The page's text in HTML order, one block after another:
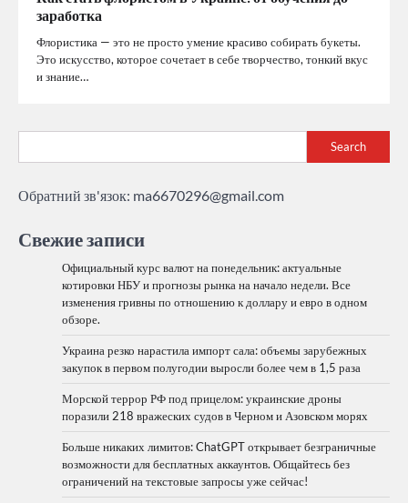
заработка
Флористика — это не просто умение красиво собирать букеты.
Это искусство, которое сочетает в себе творчество, тонкий вкус
и знание…
Search
Обратний зв'язок: ma6670296@gmail.com
Свежие записи
Официальный курс валют на понедельник: актуальные
котировки НБУ и прогнозы рынка на начало недели. Все
изменения гривны по отношению к доллару и евро в одном
обзоре.
Украина резко нарастила импорт сала: объемы зарубежных
закупок в первом полугодии выросли более чем в 1,5 раза
Морской террор РФ под прицелом: украинские дроны
поразили 218 вражеских судов в Черном и Азовском морях
Больше никаких лимитов: ChatGPT открывает безграничные
возможности для бесплатных аккаунтов. Общайтесь без
ограничений на текстовые запросы уже сейчас!